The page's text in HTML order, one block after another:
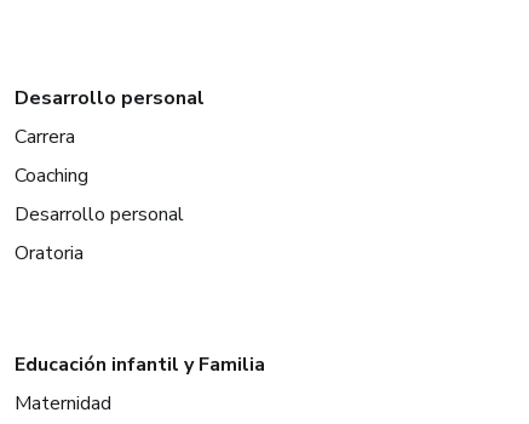
Desarrollo personal
Carrera
Coaching
Desarrollo personal
Oratoria
Educación infantil y Familia
Maternidad